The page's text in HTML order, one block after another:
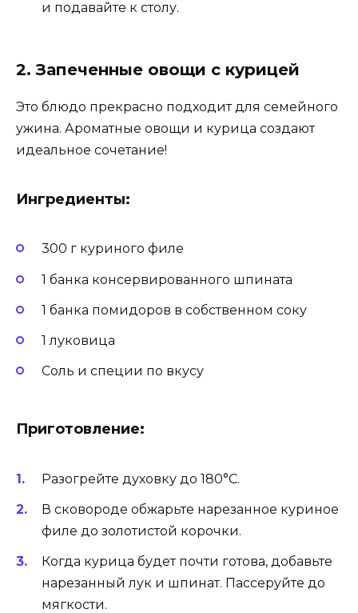
и подавайте к столу.
2. Запеченные овощи с курицей
Это блюдо прекрасно подходит для семейного
ужина. Ароматные овощи и курица создают
идеальное сочетание!
Ингредиенты:
300 г куриного филе
1 банка консервированного шпината
1 банка помидоров в собственном соку
1 луковица
Соль и специи по вкусу
Приготовление:
Разогрейте духовку до 180°C.
В сковороде обжарьте нарезанное куриное
филе до золотистой корочки.
Когда курица будет почти готова, добавьте
нарезанный лук и шпинат. Пассеруйте до
мягкости.